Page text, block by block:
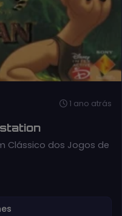
1 ano atrás
Clássico dos Jogos de